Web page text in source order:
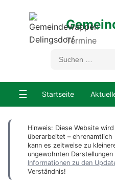
Termine
☰ Startseite
Hinweis: Diese Website
überarbeitet –
kann es zeitweise zu
ungewohnten Darstellungen
Informationen zu den
Verständnis!